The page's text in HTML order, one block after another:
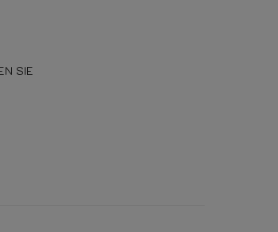
SIE